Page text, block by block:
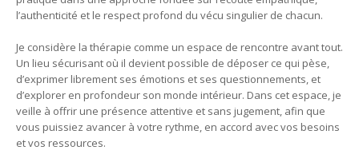
l’authenticité et le respect profond du vécu singulier de chacun.
Je considère la thérapie comme un espace de rencontre avant tout.
Un lieu sécurisant où il devient possible de déposer ce qui pèse,
d’exprimer librement ses émotions et ses questionnements, et
d’explorer en profondeur son monde intérieur. Dans cet espace, je
veille à offrir une présence attentive et sans jugement, afin que
vous puissiez avancer à votre rythme, en accord avec vos besoins
et vos ressources.